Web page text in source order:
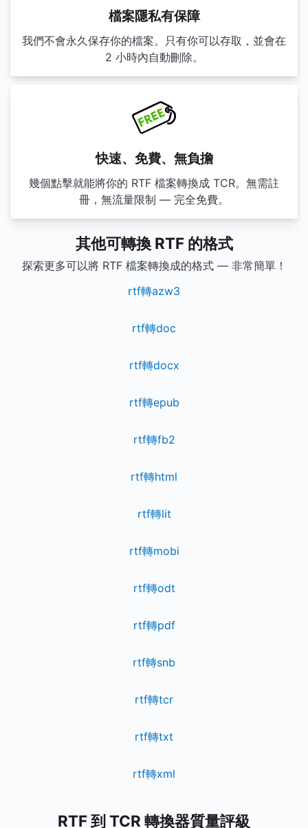
檔案隱私有保障
我們不會永久保存你的檔案。只有你可以存取，並會在
2 小時內自動刪除。
快速、免費、無負擔
幾個點擊就能將你的 RTF 檔案轉換成 TCR。無需註
冊，無流量限制 — 完全免費。
其他可轉換 RTF 的格式
探索更多可以將 RTF 檔案轉換成的格式 — 非常簡單！
rtf轉azw3
rtf轉doc
rtf轉docx
rtf轉epub
rtf轉fb2
rtf轉html
rtf轉lit
rtf轉mobi
rtf轉odt
rtf轉pdf
rtf轉snb
rtf轉tcr
rtf轉txt
rtf轉xml
RTF 到 TCR 轉換器質量評級